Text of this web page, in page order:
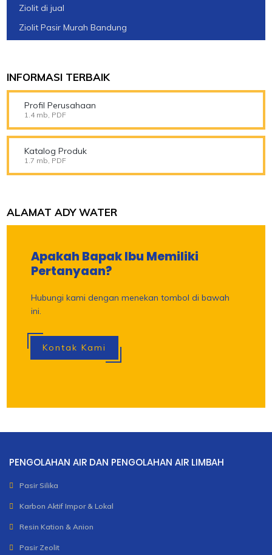
Ziolit di jual
Ziolit Pasir Murah Bandung
INFORMASI TERBAIK
Profil Perusahaan
1.4 mb, PDF
Katalog Produk
1.7 mb, PDF
ALAMAT ADY WATER
Apakah Bapak Ibu Memiliki
Pertanyaan?
Hubungi kami dengan menekan tombol di bawah
ini.
Kontak Kami
PENGOLAHAN AIR DAN PENGOLAHAN AIR LIMBAH
Pasir Silika
Karbon Aktif Impor & Lokal
Resin Kation & Anion
Pasir Zeolit